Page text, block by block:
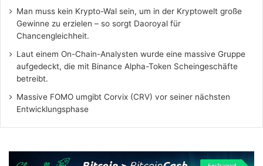
Man muss kein Krypto-Wal sein, um in der Kryptowelt große
Gewinne zu erzielen – so sorgt Daoroyal für
Chancengleichheit.
Laut einem On-Chain-Analysten wurde eine massive Gruppe
aufgedeckt, die mit Binance Alpha-Token Scheingeschäfte
betreibt.
Massive FOMO umgibt Corvix (CRV) vor seiner nächsten
Entwicklungsphase